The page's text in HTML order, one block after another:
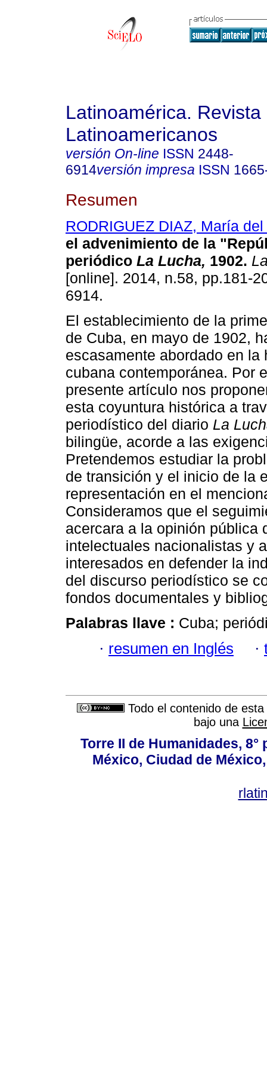
Latinoamérica.
Latinoamericanos
versión On-line ISSN 2448-
6914versión impresa ISSN
Resumen
RODRIGUEZ DIAZ, María
el advenimiento de la
periódico La Lucha, 1902.
[online]. 2014, n.58, pp.181-
6914.
El establecimiento de la
de Cuba, en mayo de 1902,
escasamente abordado en la
cubana contemporánea. Por
presente artículo nos
esta coyuntura histórica a
periodístico del diario La
bilingüe, acorde a las
Pretendemos estudiar la
de transición y el inicio de la
representación en el
Consideramos que el
acercara a la opinión pública
intelectuales nacionalistas y
interesados en defender la
del discurso periodístico se
fondos documentales y
Palabras llave : Cuba;
· resumen en Inglés ·
Todo el contenido de
bajo una
Torre II de Humanidades,
México, Ciudad de